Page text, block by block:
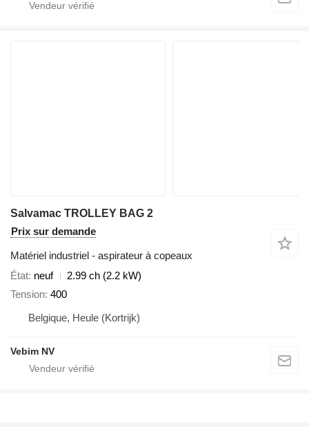
Salvamac TROLLEY BAG 2
Prix sur demande
Matériel industriel - aspirateur à copeaux
État neuf
2.99 ch (2.2 kW)
Tension 400
Belgique, Heule (Kortrijk)
Vebim NV